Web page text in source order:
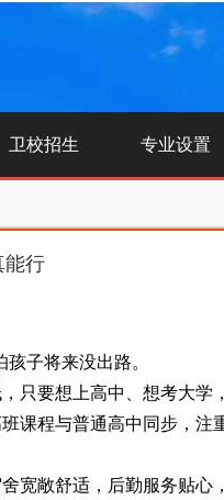
卫校招生 专业设置
能行
子将来没出路。
要想上高中、想考大学
程与普通高中同步，注
敞舒适，后勤服务贴心